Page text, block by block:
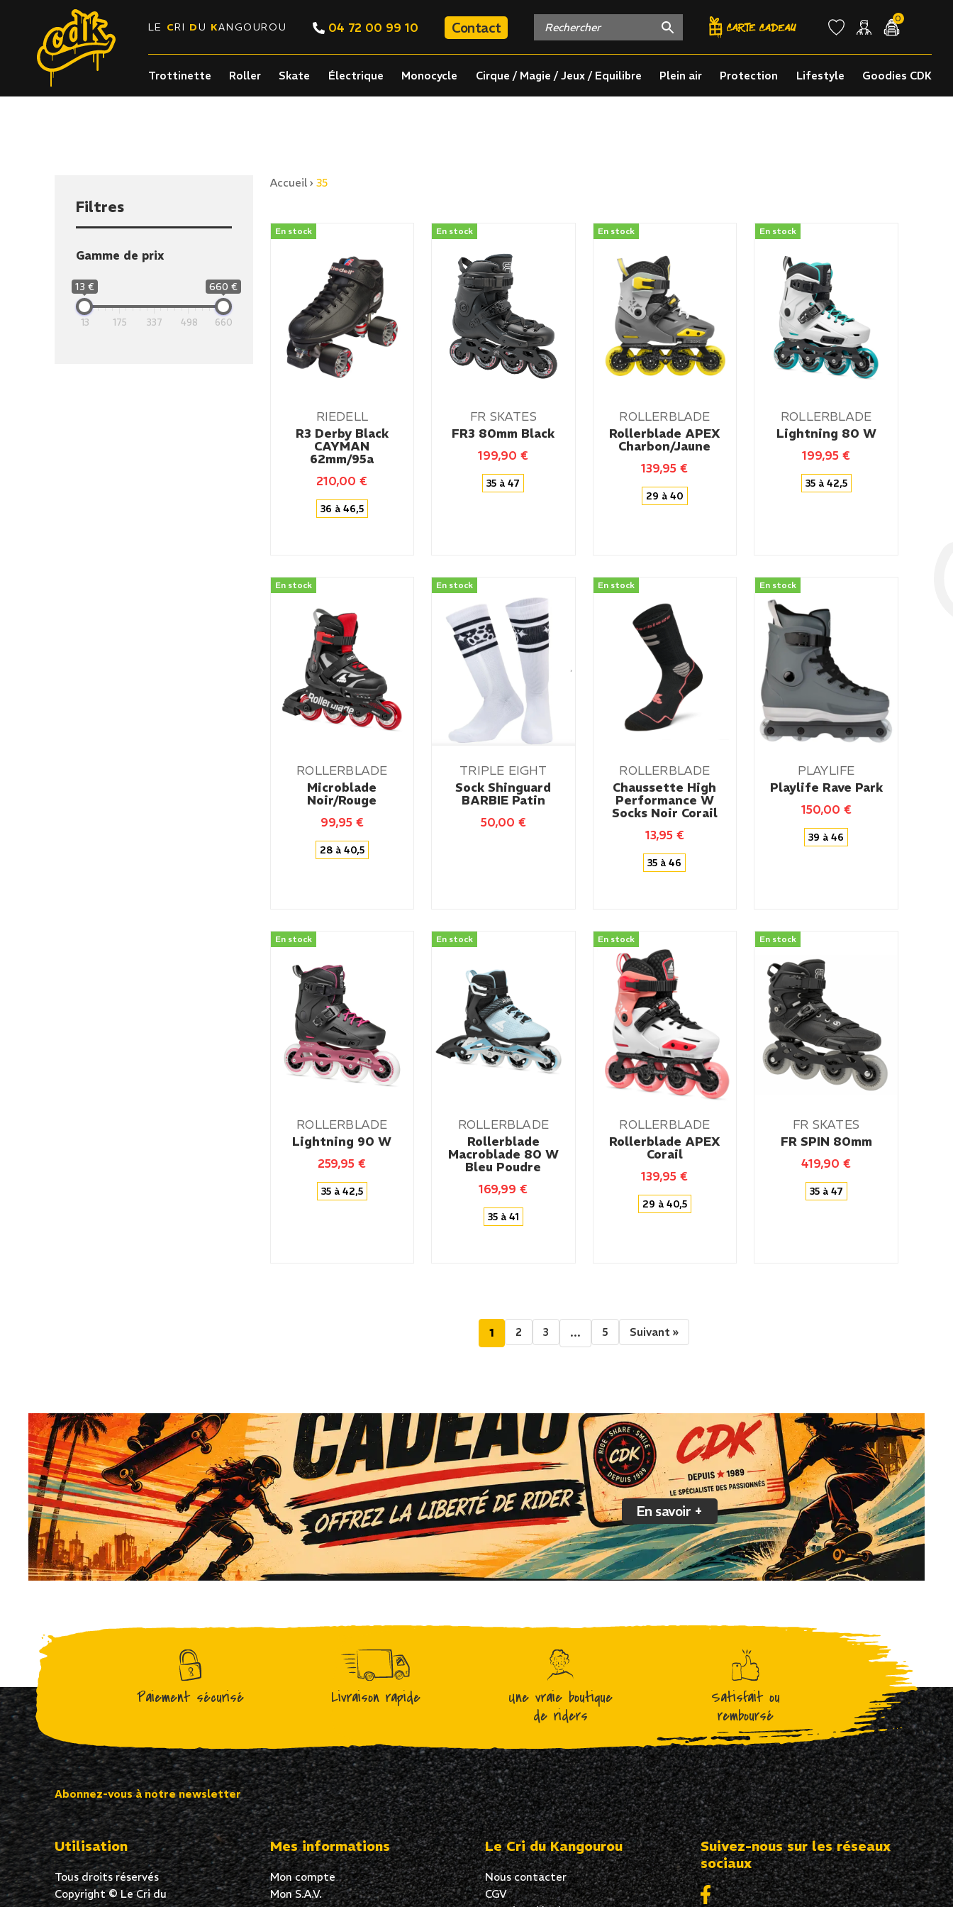
LE CRI DU KANGOUROU 04 72 00 99 10 Contact
0
Trottinette Roller Skate Électrique Monocycle Cirque / Magie / Jeux / Equilibre Plein air Protection Lifestyle Goodies CDK
Filtres
Gamme de prix
13 € 660 €
13 175 337 498 660
Accueil› 35
En stock
RIEDELL
R3 Derby Black
CAYMAN
62mm/95a
210,00€
36 à 46,5
En stock
FR SKATES
FR3 80mm Black
199,90€
35 à 47
En stock
ROLLERBLADE
Rollerblade APEX
Charbon/Jaune
139,95€
29 à 40
En stock
ROLLERBLADE
Lightning 80 W
199,95€
35 à 42,5
En stock
ROLLERBLADE
Microblade
Noir/Rouge
99,95 €
28 à 40,5
En stock
TRIPLE EIGHT
Sock Shinguard
BARBIE Patin
50,00 €
En stock
ROLLERBLADE
Chaussette High
Performance W
Socks Noir Corail
13,95 €
35 à 46
En stock
PLAYLIFE
Playlife Rave Park
150,00 €
39 à 46
En stock
ROLLERBLADE
Lightning 90 W
259,95€
35 à 42,5
En stock
ROLLERBLADE
Rollerblade
Macroblade 80 W
Bleu Poudre
169,99€
35 à 41
En stock
ROLLERBLADE
Rollerblade APEX
Corail
139,95€
29 à 40,5
En stock
FR SKATES
FR SPIN 80mm
419,90€
35 à 47
1 2 3 … 5 Suivant »
En savoir +
Paiement sécurisé Livraison rapide
Une vraie boutique
de riders
Satisfait ou
remboursé
Abonnez-vous à notre newsletter
Utilisation
Tous droits réservés
Copyright © Le Cri du
Mes informations
Mon compte
Mon S.A.V.
Le Cri du Kangourou
Nous contacter
CGV
Suivez-nous sur les réseaux
sociaux